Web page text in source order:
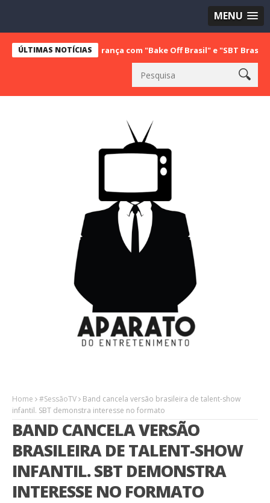
MENU
ÚLTIMAS NOTÍCIAS
a vice liderança com "Bake Off Brasil" e "SBT Brasil"; confira
Home #SessãoTV
Band cancela versão brasileira de talent-show
infantil. SBT demonstra interesse no formato
BAND CANCELA VERSÃO
BRASILEIRA DE TALENT-SHOW
INFANTIL. SBT DEMONSTRA
INTERESSE NO FORMATO